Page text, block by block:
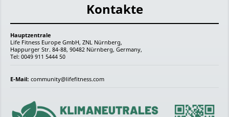
Kontakte
Hauptzentrale
Life Fitness Europe GmbH, ZNL Nürnberg,
Happurger Str. 84-88, 90482 Nürnberg, Germany,
Tel: 0049 911 5444 50
E-Mail: community@lifefitness.com